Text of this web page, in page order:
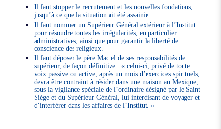
Il faut stopper le recrutement et les nouvelles fondations,
jusqu’à ce que la situation ait été assainie.
Il faut nommer un Supérieur Général extérieur à l’Institut
pour résoudre toutes les irrégularités, en particulier
administratives, ainsi que pour garantir la liberté de
conscience des religieux.
Il faut déposer le père Maciel de ses responsabilités de
supérieur, de façon définitive : « celui-ci, privé de toute
voix passive ou active, après un mois d’exercices spirituels,
devra être contraint à résider dans une maison au Mexique,
sous la vigilance spéciale de l’ordinaire désigné par le Saint
Siège et du Supérieur Général, lui interdisant de voyager et
d’interférer dans les affaires de l’Institut. »